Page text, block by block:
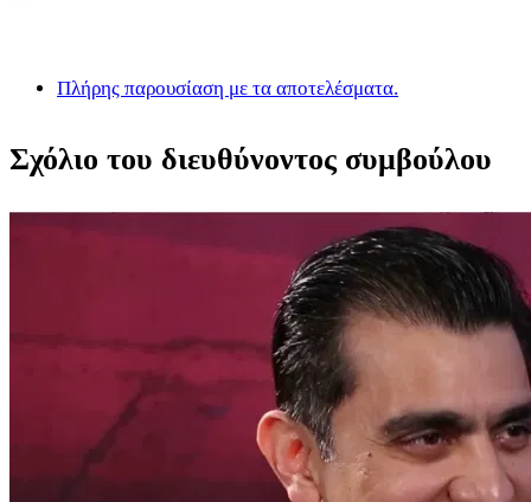
Πλήρης παρουσίαση με τα αποτελέσματα.
Σχόλιο του διευθύνοντος συμβούλου